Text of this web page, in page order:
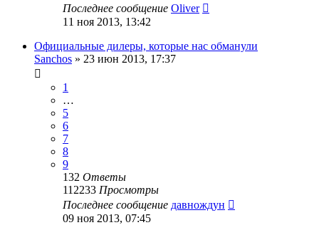
Последнее сообщение Oliver
11 ноя 2013, 13:42
Официальные дилеры, которые нас обманули
Sanchos » 23 июн 2013, 17:37
1
…
5
6
7
8
9
132 Ответы
112233 Просмотры
Последнее сообщение давнождун
09 ноя 2013, 07:45